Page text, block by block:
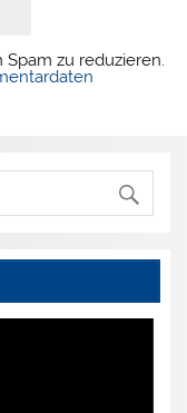
zu reduzieren.